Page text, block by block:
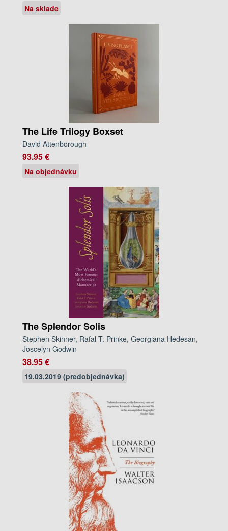
Na sklade
The Life Trilogy Boxset
David Attenborough
93.95 €
Na objednávku
The Splendor Solis
Stephen Skinner, Rafal T. Prinke, Georgiana Hedesan,
Joscelyn Godwin
38.95 €
19.03.2019 (predobjednávka)